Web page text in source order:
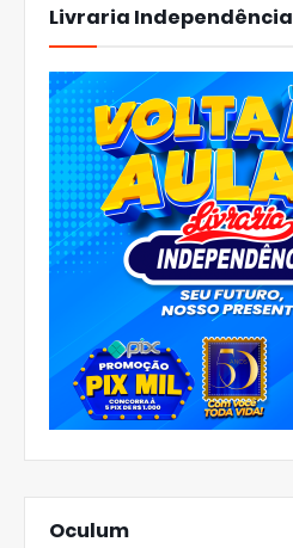
Livraria Independência
Oculum